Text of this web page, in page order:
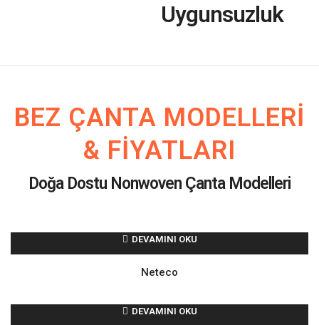
Uygunsuzluk
BEZ ÇANTA MODELLERI
& FIYATLARI
Doğa Dostu Nonwoven Çanta Modelleri
DEVAMINI OKU
Neteco
DEVAMINI OKU